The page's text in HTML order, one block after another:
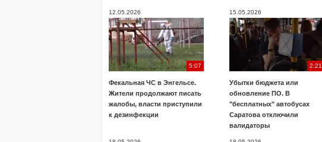
12.05.2026
5:07
Фекальная ЧС в Энгельсе.
Жители продолжают писать
жалобы, власти приступили
к дезинфекции
15.05.2026
2:21
Убытки бюджета или
обновление ПО. В
"бесплатных" автобусах
Саратова отключили
валидаторы